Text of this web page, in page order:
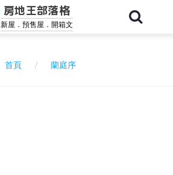
房地王部落格
新屋．預售屋．開箱文
首頁 蘭庭序